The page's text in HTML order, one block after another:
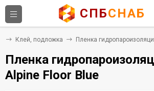
СПБСНАБ
Клей, подложка Пленка
Пленка
Alpine Floor Blue